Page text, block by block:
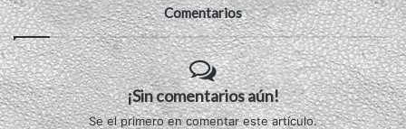
Comentarios
¡Sin comentarios aún!
Se el primero en comentar este artículo.